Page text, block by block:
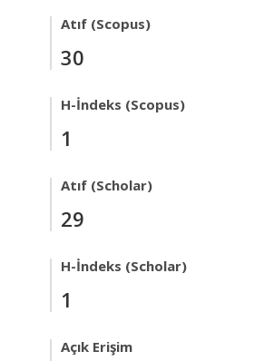
Atıf (Scopus)
30
H-İndeks (Scopus)
1
Atıf (Scholar)
29
H-İndeks (Scholar)
1
Açık Erişim